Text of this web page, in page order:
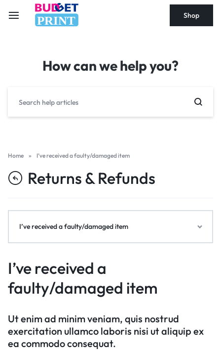
PRINT Shop
How can we help you?
Home » I’ve received a faulty/damaged item
Returns & Refunds
I’ve received a
faulty/damaged item
Ut enim ad minim veniam, quis nostrud
exercitation ullamco laboris nisi ut aliquip ex
ea commodo consequat.
I’ve received a faulty/damaged item